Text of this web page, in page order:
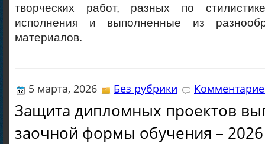
творческих работ, разных по
исполнения и выполненные из
материалов.
5 марта, 2026 Без рубрики
Защита дипломных проектов
заочной формы обучения – 2026